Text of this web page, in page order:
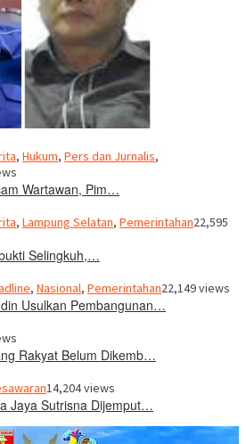
, Hukum, Pers dan Jurnalis,
Wartawan, Pim…
, Lampung Selatan, Pemerintahan22,595
Selingkuh,…
, Nasional, Pemerintahan22,149 views
Usulkan Pembangunan…
Rakyat Belum Dikemb…
14,204 views
Jaya Sutrisna Dijemput…